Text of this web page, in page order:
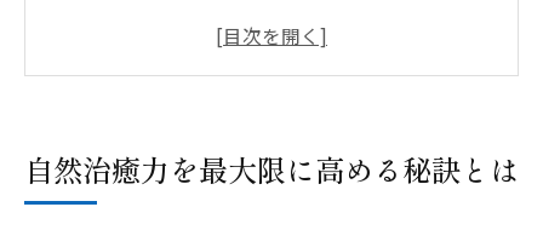
リラックスと瞑想が治癒力を促進
自然治癒力を高めるための継続的アプロー
チ
自然治癒力を最大限に高める秘訣とは